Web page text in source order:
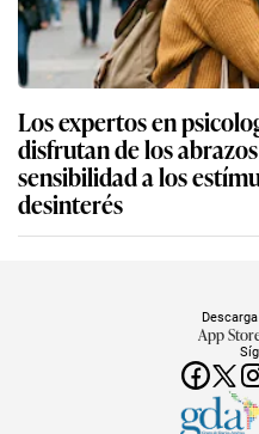
Los expertos en
disfrutan de los
sensibilidad a los
desinterés
App